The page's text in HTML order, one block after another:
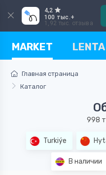
4,2
100 тыс.+
1,92 тыс. отзыва
MARKET LENTA
Главная страница
Каталог
998
Turkiýe
В наличии